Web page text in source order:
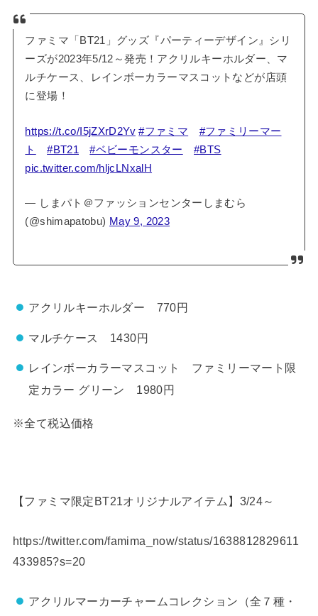
ファミマ「BT21」グッズ『パーティーデザイン』シリ
ーズが2023年5/12～発売！アクリルキーホルダー、マ
ルチケース、レインボーカラーマスコットなどが店頭
に登場！
https://t.co/I5jZXrD2Yv #ファミマ
#ファミリーマー
ト
#BT21 #ベビーモンスター
#BTS
pic.twitter.com/hljcLNxalH
— しまパト＠ファッションセンターしまむら
(@shimapatobu) May 9, 2023
アクリルキーホルダー 770円
マルチケース 1430円
レインボーカラーマスコット ファミリーマート限
定カラー グリーン 1980円
※全て税込価格
【ファミマ限定BT21オリジナルアイテム】3/24～
https://twitter.com/famima_now/status/1638812829611
433985?s=20
アクリルマーカーチャームコレクション（全７種・